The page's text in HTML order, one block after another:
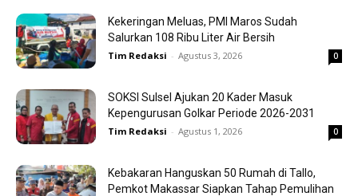
Kekeringan Meluas, PMI Maros Sudah
Salurkan 108 Ribu Liter Air Bersih
Tim Redaksi - Agustus 3, 2026 0
SOKSI Sulsel Ajukan 20 Kader Masuk
Kepengurusan Golkar Periode 2026-2031
Tim Redaksi - Agustus 1, 2026 0
Kebakaran Hanguskan 50 Rumah di Tallo,
Pemkot Makassar Siapkan Tahap Pemulihan